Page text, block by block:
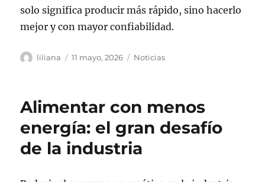
solo significa producir más rápido, sino hacerlo
mejor y con mayor confiabilidad.
Autor
liliana
Publicado
11 mayo, 2026 Categorías
Noticias
Alimentar con menos
energía: el gran desafío
de la industria